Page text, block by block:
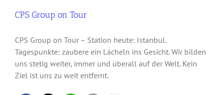
CPS Group on Tour
CPS Group on Tour – Station heute: Istanbul.
Tagespunkte: zaubere ein Lächeln ins Gesicht. Wir bilden
uns stetig weiter, immer und überall auf der Welt. Kein
Ziel ist uns zu weit entfernt.